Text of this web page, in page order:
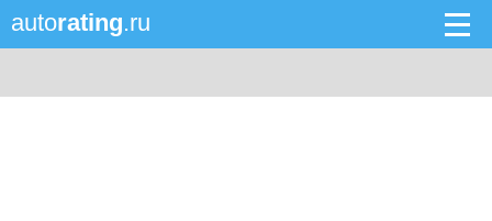
autorating.ru